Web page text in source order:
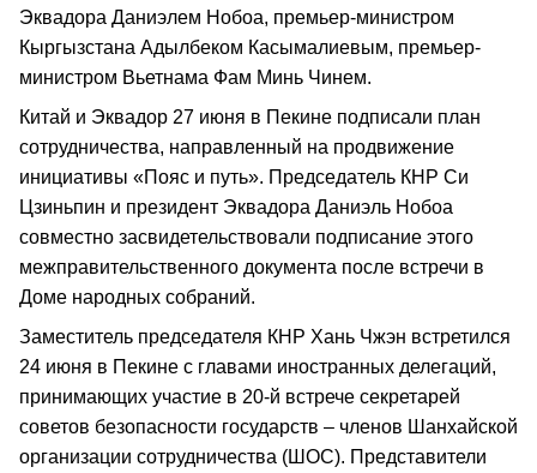
Эквадора Даниэлем Нобоа, премьер-министром
Кыргызстана Адылбеком Касымалиевым, премьер-
министром Вьетнама Фам Минь Чинем.
Китай и Эквадор 27 июня в Пекине подписали план
сотрудничества, направленный на продвижение
инициативы «Пояс и путь». Председатель КНР Си
Цзиньпин и президент Эквадора Даниэль Нобоа
совместно засвидетельствовали подписание этого
межправительственного документа после встречи в
Доме народных собраний.
Заместитель председателя КНР Хань Чжэн встретился
24 июня в Пекине с главами иностранных делегаций,
принимающих участие в 20-й встрече секретарей
советов безопасности государств – членов Шанхайской
организации сотрудничества (ШОС). Представители